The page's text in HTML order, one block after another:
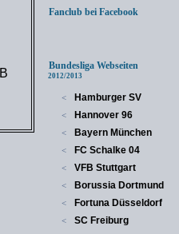
Fanclub bei Facebook
Bundesliga Webseiten
2012/2013
< Hamburger SV
< Hannover 96
< Bayern München
< FC Schalke 04
< VFB Stuttgart
< Borussia Dortmund
< Fortuna Düsseldorf
<
SC Freiburg